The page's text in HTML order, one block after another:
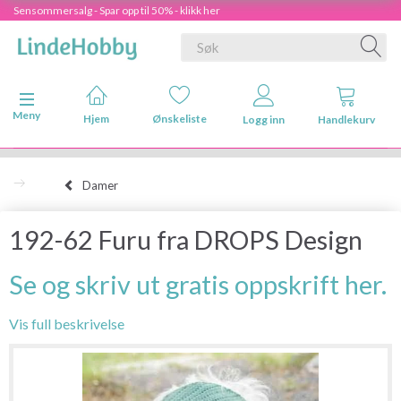
Sensommersalg - Spar opp til 50% - klikk her
Veksle navigasjon
Meny
Hjem Ønskeliste Logg inn Handlekurv
Damer
192-62 Furu fra DROPS Design
Se og skriv ut gratis oppskrift her.
Vis full beskrivelse